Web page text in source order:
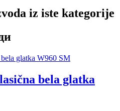
iz iste kategorije
bela glatka